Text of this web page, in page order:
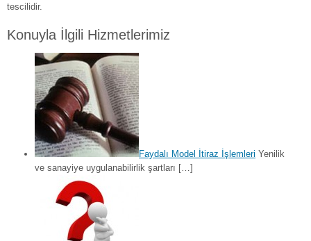
tescilidir.
Konuyla İlgili Hizmetlerimiz
Faydalı Model İtiraz İşlemleri Yenilik
ve sanayiye uygulanabilirlik şartları […]